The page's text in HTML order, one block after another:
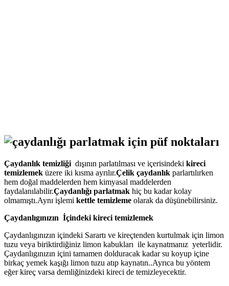
Çaydanlık temizliği dışının parlatılması ve içerisindeki kireci
temizlemek üzere iki kısma ayrılır.Çelik çaydanlık parlartılırken
hem doğal maddelerden hem kimyasal maddelerden
faydalanılabilir.Çaydanlığı parlatmak hiç bu kadar kolay
olmamıştı.Aynı işlemi kettle temizleme olarak da düşünebilirsiniz.
Çaydanlıgınızın İçindeki kireci temizlemek
Çaydanlıgınızın içindeki Sarartı ve kireçtenden kurtulmak için limon
tuzu veya biriktirdiğiniz limon kabukları ile kaynatmanız yeterlidir.
Çaydanlıgınızın içini tamamen dolduracak kadar su koyup içine
birkaç yemek kaşığı limon tuzu atıp kaynatın..Ayrıca bu yöntem
eğer kireç varsa demliğinizdeki kireci de temizleyecektir.